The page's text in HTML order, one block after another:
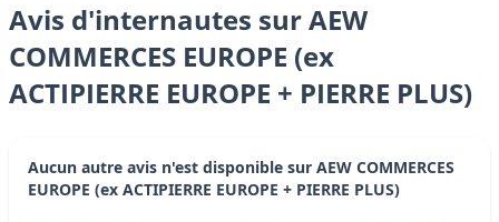
Avis d'internautes sur AEW
COMMERCES EUROPE (ex
ACTIPIERRE EUROPE + PIERRE PLUS)
Aucun autre avis n'est disponible sur AEW COMMERCES
EUROPE (ex ACTIPIERRE EUROPE + PIERRE PLUS)